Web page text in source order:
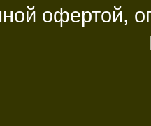
офертой,